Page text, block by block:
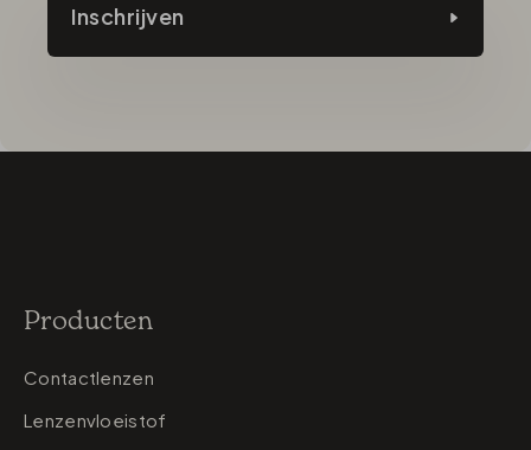
Inschrijven
Producten
Contactlenzen
Lenzenvloeistof